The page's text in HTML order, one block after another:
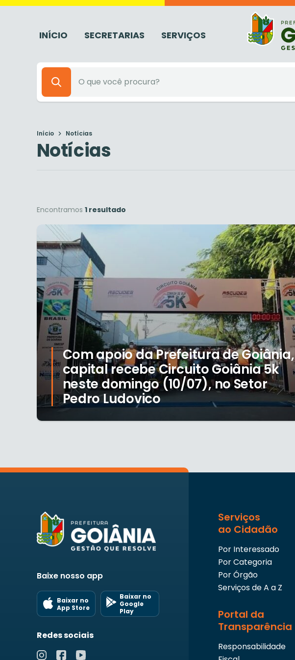
INÍCIO SECRETARIAS SERVIÇOS
Início Notícias
Notícias
Encontramos 1 resultado
Com apoio da Prefeitura de Goiânia,
capital recebe Circuito Goiânia 5k
neste domingo (10/07), no Setor
Pedro Ludovico
Baixe nosso app
Baixar no
App Store
Baixar no
Google
Play
Redes sociais
Serviços
ao Cidadão
Por Interessado
Por Categoria
Por Órgão
Serviços de A a Z
Portal da
Transparência
Responsabilidade